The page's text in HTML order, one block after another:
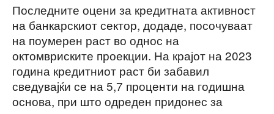
Последните оцени за кредитната активност
на банкарскиот сектор, додаде, посочуваат
на поумерен раст во однос на
октомвриските проекции. На крајот на 2023
година кредитниот раст би забавил
сведувајќи се на 5,7 проценти на годишна
основа, при што одреден придонес за